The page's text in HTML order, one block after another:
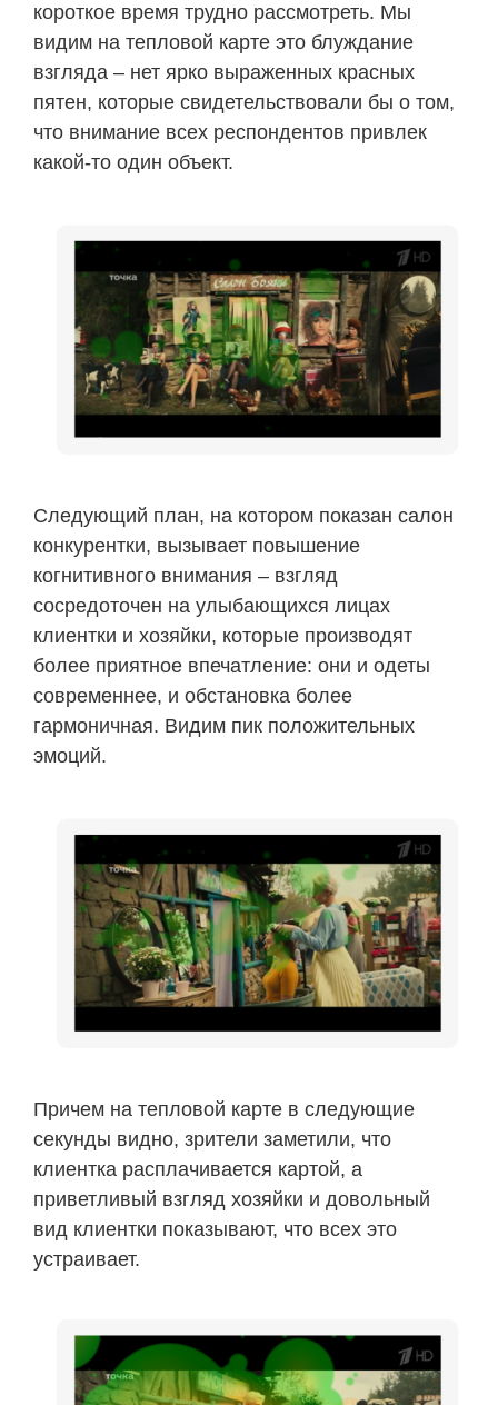
короткое время трудно рассмотреть. Мы
видим на тепловой карте это блуждание
взгляда – нет ярко выраженных красных
пятен, которые свидетельствовали бы о том,
что внимание всех респондентов привлек
какой-то один объект.
Следующий план, на котором показан салон
конкурентки, вызывает повышение
когнитивного внимания – взгляд
сосредоточен на улыбающихся лицах
клиентки и хозяйки, которые производят
более приятное впечатление: они и одеты
современнее, и обстановка более
гармоничная. Видим пик положительных
эмоций.
Причем на тепловой карте в следующие
секунды видно, зрители заметили, что
клиентка расплачивается картой, а
приветливый взгляд хозяйки и довольный
вид клиентки показывают, что всех это
устраивает.